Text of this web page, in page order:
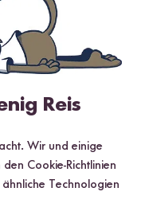
E-Mail
Kochwelten
Reis
Wir und einige
Cookie-Richtlinien
Technologien